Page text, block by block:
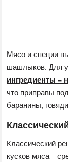
Мясо и специи
шашлыков. Для
ингредиенты –
что приправы
баранины,
Классический
кусков мяса –